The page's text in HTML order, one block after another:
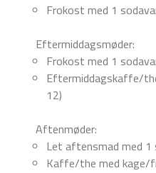
Frokost med 1
Eftermiddagsmøder:
Frokost med 1
Eftermiddagskaffe/
12)
Aftenmøder:
Let aftensmad med 1
Kaffe/the med kage/